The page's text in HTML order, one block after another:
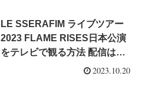
LE SSERAFIM ライブツアー
2023 FLAME RISES日本公演
をテレビで観る方法 配信はあ
2023.10.20